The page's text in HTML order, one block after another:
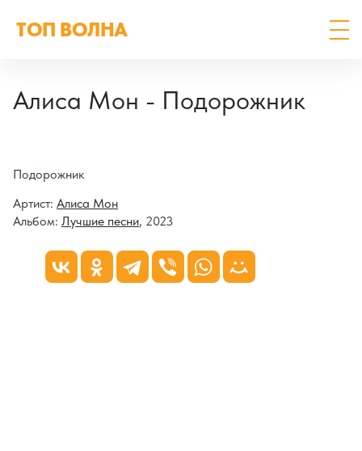
ТОП ВОЛНА
Алиса Мон - Подорожник
Подорожник
Артист: Алиса Мон
Альбом: Лучшие песни, 2023